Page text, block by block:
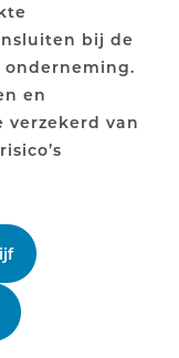
bij de
en
van